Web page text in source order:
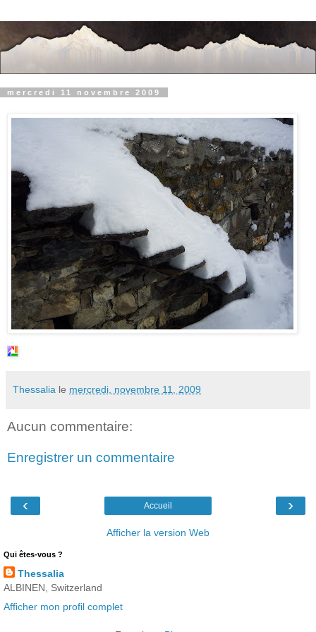
mercredi 11 novembre 2009
Thessalia le mercredi, novembre 11, 2009
Aucun commentaire:
Enregistrer un commentaire
‹ ›
Accueil
Afficher la version Web
Qui êtes-vous ?
Thessalia
ALBINEN, Switzerland
Afficher mon profil complet